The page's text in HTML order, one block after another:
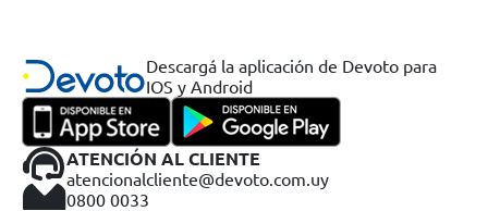
Descargá la aplicación de Devoto para
IOS y Android
ATENCIÓN AL CLIENTE
atencionalcliente@devoto.com.uy
0800 0033